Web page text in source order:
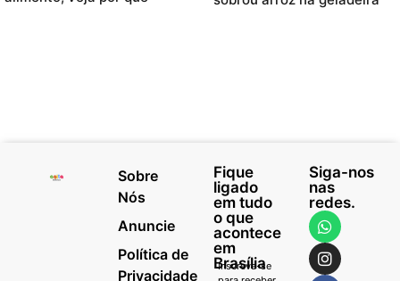
Sobre
Nós
Anuncie
Política de
Privacidade
Fique
ligado
em tudo
o que
acontece
em
Brasília
Inscreva-se
Siga-nos
nas
redes.